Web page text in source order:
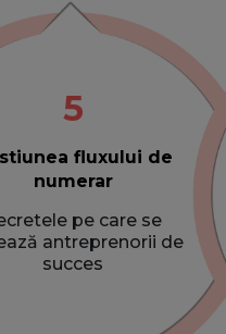
5
fluxului de
numerar
pe care se
antreprenorii de
succes